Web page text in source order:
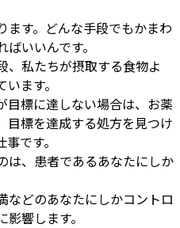
ます。どんな手段でもかまわ
いいんです。
、私たちが摂取する食物よ
ます。
目標に達しない場合は、お薬
目標を達成する処方を見つけ
です。
は、患者であるあなたにしか
などのあなたにしかコントロ
響します。